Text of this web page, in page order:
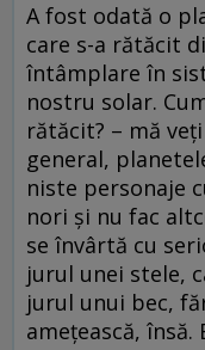
A fost odată o
care s-a rătăcit
întâmplare în
nostru solar.
rătăcit? – mă
general,
niste personaje
nori şi nu fac
se învârtă cu
jurul unei stele,
jurul unui bec,
ameţească, însă.